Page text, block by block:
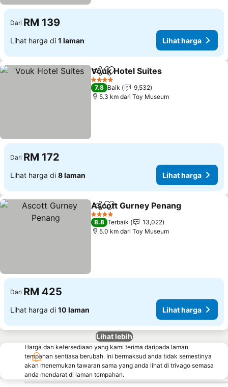
Dari RM 139
Lihat harga di 1 laman Lihat harga
KongsiTambah ke favorit
Vouk Hotel Suites
4 Bintang
7.8 Baik
9,532
5.3 km dari Toy Museum
Dari RM 172
Lihat harga di 8 laman Lihat harga
KongsiTambah ke favorit
Ascott Gurney Penang
4 Bintang
8.8 Terbaik
13,022
5.0 km dari Toy Museum
Dari RM 425
Lihat harga di 10 laman Lihat harga
Lihat lebih
Harga dan ketersediaan yang kami terima daripada laman
tempahan sentiasa berubah. Ini bermaksud anda tidak semestinya
akan menemukan tawaran sama yang anda lihat di trivago semasa
anda mendarat di laman tempahan.